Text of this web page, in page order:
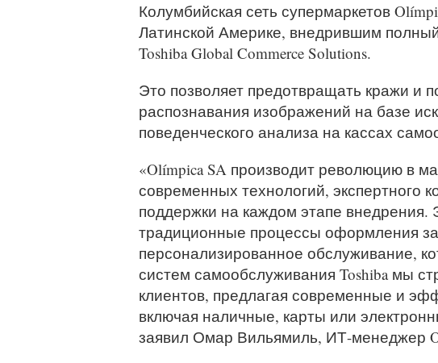
Колумбийская сеть супермаркетов
Латинской Америке, внедрившим
Toshiba Global Commerce Solutions.
Это позволяет предотвращать кражи и
распознавания изображений на базе
поведенческого анализа на кассах
«Olímpica SA производит революцию в
современных технологий, экспертного
поддержки на каждом этапе внедрения.
традиционные процессы оформления
персонализированное обслуживание,
систем самообслуживания Toshiba мы
клиентов, предлагая современные и
включая наличные, карты или
заявил Омар Вильямиль, ИТ-менеджер